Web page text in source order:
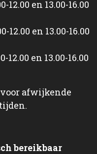
en 13.00-16.00
12.00 en 13.00-16.00
12.00 en 13.00-16.00
voor afwijkende
bereikbaar